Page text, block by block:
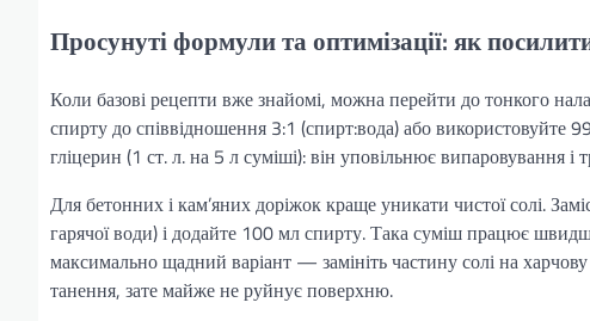
Просунуті формули та оптимізації: як
Коли базові рецепти вже знайомі, можна перейти до тонкого
спирту до співвідношення 3:1 (спирт:вода) або використовуйте
гліцерин (1 ст. л. на 5 л суміші): він уповільнює випаровування
Для бетонних і кам’яних доріжок краще уникати чистої солі.
гарячої води) і додайте 100 мл спирту. Така суміш працює
максимально щадний варіант — замініть частину солі на
танення, зате майже не руйнує поверхню.